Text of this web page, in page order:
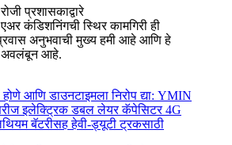
प्रशासकाद्वारे
कंडिशनिंगची स्थिर कामगिरी ही
अनुभवाची मुख्य हमी आहे आणि हे
अवलंबून आहे.